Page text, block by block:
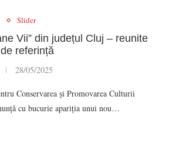
Slider
Vii” din județul Cluj – reunite
referință
28/05/2025
Conservarea și Promovarea Culturii
cu bucurie apariția unui nou…